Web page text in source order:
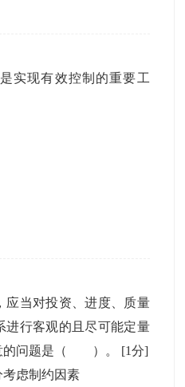
现有效控制的重要工
应当对投资、进度、质量
进行客观的且尽可能定量
的问题是（ ）。 [1分]
虑制约因素